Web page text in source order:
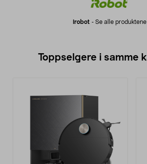
Irobot - Se alle produktene
Toppselgere i samme